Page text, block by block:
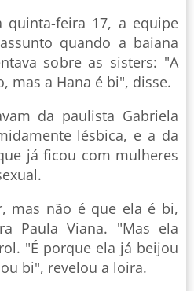
quinta-feira 17, a equipe
quando a baiana
sobre as sisters: "A
mas a Hana é bi", disse.
da paulista Gabriela
lésbica, e a da
já ficou com mulheres
mas não é que ela é bi,
Paula Viana. "Mas ela
"É porque ela já beijou
bi", revelou a loira.